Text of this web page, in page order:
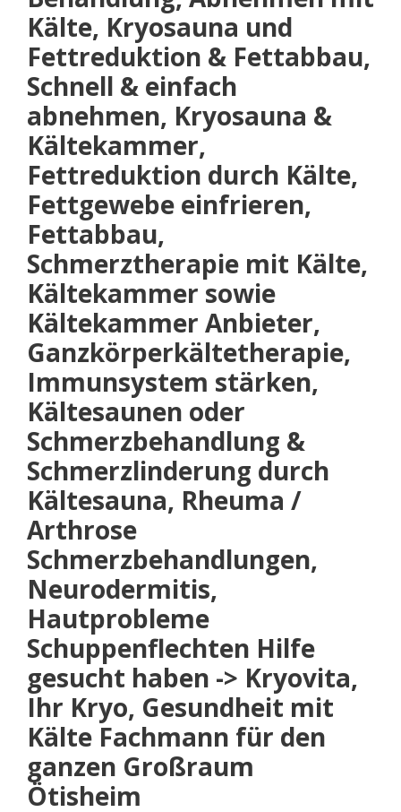
Kälte, Kryosauna und
Fettreduktion & Fettabbau,
Schnell & einfach
abnehmen, Kryosauna &
Kältekammer,
Fettreduktion durch Kälte,
Fettgewebe einfrieren,
Fettabbau,
Schmerztherapie mit Kälte,
Kältekammer sowie
Kältekammer Anbieter,
Ganzkörperkältetherapie,
Immunsystem stärken,
Kältesaunen oder
Schmerzbehandlung &
Schmerzlinderung durch
Kältesauna, Rheuma /
Arthrose
Schmerzbehandlungen,
Neurodermitis,
Hautprobleme
Schuppenflechten Hilfe
gesucht haben -> Kryovita,
Ihr Kryo, Gesundheit mit
Kälte Fachmann für den
ganzen Großraum
Ötisheim